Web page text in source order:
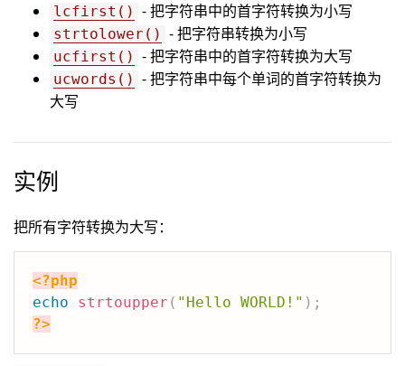
lcfirst() - 把字符串中的首字符转换为小写
strtolower() - 把字符串转换为小写
ucfirst() - 把字符串中的首字符转换为大写
ucwords() - 把字符串中每个单词的首字符转换为
大写
实例
把所有字符转换为大写：
<?php
echo
strtoupper ( "Hello WORLD!" ) ;
?>